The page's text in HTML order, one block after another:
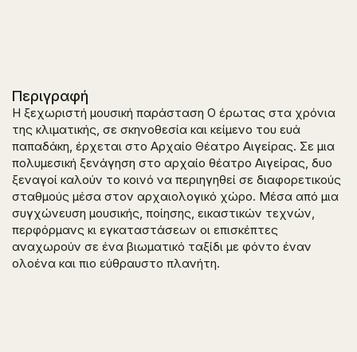
Περιγραφή
Η ξεχωριστή μουσική παράσταση Ο έρωτας στα χρόνια
της κλιματικής, σε σκηνοθεσία και κείμενο του ευά
παπαδάκη, έρχεται στο Αρχαίο Θέατρο Αιγείρας. Σε μια
πολυμεσική ξενάγηση στο αρχαίο θέατρο Αιγείρας, δυο
ξεναγοί καλούν το κοινό να περιηγηθεί σε διαφορετικούς
σταθμούς μέσα στον αρχαιολογικό χώρο. Μέσα από μια
συγχώνευση μουσικής, ποίησης, εικαστικών τεχνών,
περφόρμανς κι εγκαταστάσεων οι επισκέπτες
αναχωρούν σε ένα βιωματικό ταξίδι με φόντο έναν
ολοένα και πιο εύθραυστο πλανήτη.